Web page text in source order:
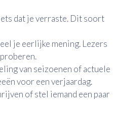
dat je verraste. Dit soort
je eerlijke mening. Lezers
van seizoenen of actuele
voor een verjaardag.
of stel iemand een paar